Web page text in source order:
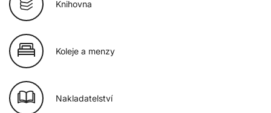
Knihovna
Koleje a menzy
Nakladatelství